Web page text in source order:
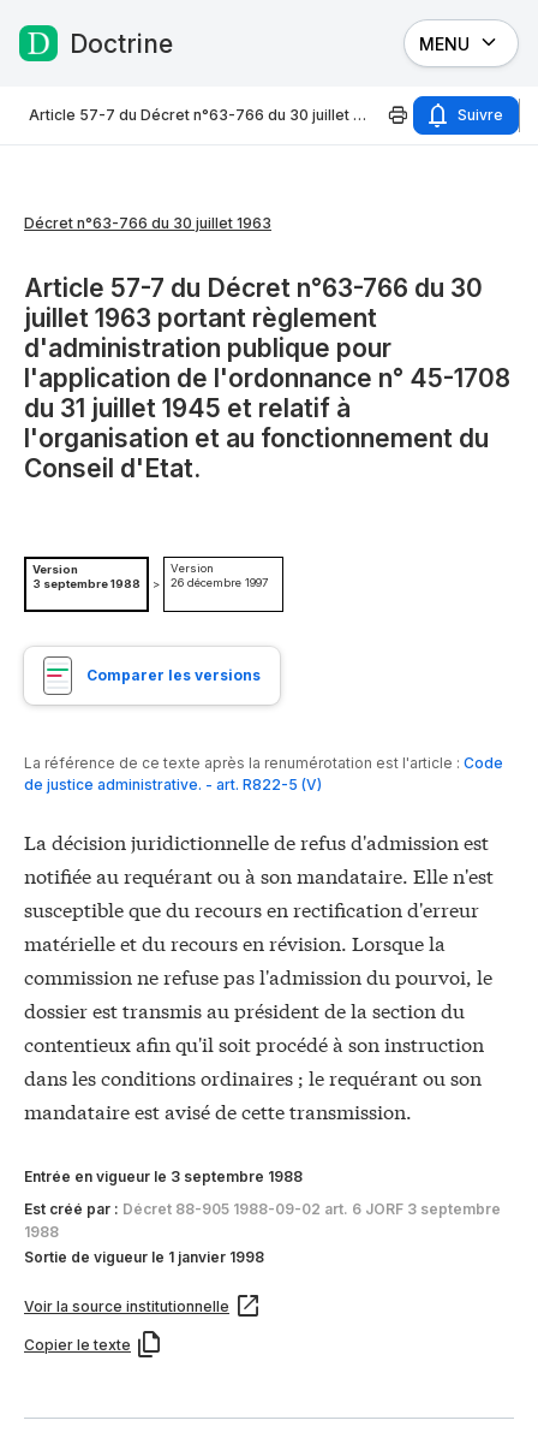
Passer au contenu
Doctrine MENU
Article 57-7 du Décret n°63-766 du 30 juillet 1963 Suivre
Décret n°63-766 du 30 juillet 1963
Article 57-7 du Décret n°63-766 du 30
juillet 1963 portant règlement
d'administration publique pour
l'application de l'ordonnance n° 45-1708
du 31 juillet 1945 et relatif à
l'organisation et au fonctionnement du
Conseil d'Etat.
Version
3 septembre 1988
>
Version
26 décembre 1997
Comparer les versions
La référence de ce texte après la renumérotation est l'article : Code
de justice administrative. - art. R822-5 (V)
La décision juridictionnelle de refus d'admission est
notifiée au requérant ou à son mandataire. Elle n'est
susceptible que du recours en rectification d'erreur
matérielle et du recours en révision. Lorsque la
commission ne refuse pas l'admission du pourvoi, le
dossier est transmis au président de la section du
contentieux afin qu'il soit procédé à son instruction
dans les conditions ordinaires ; le requérant ou son
mandataire est avisé de cette transmission.
Entrée en vigueur le 3 septembre 1988
Est créé par : Décret 88-905 1988-09-02 art. 6 JORF 3 septembre
1988
Sortie de vigueur le 1 janvier 1998
Voir la source institutionnelle
Copier le texte